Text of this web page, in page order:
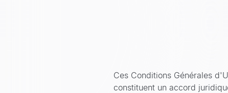
Ces Conditions Générales
constituent un accord